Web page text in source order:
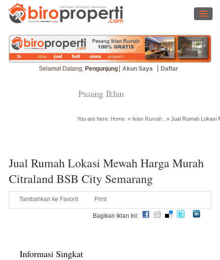
Selamat Datang, Pengunjung Akun Saya Daftar
Pasang Iklan
You are here: Home » Iklan Rumah . » Jual Rumah Lokasi
Jual Rumah Lokasi Mewah Harga Murah
Citraland BSB City Semarang
Tambahkan ke Favorit Print
Bagikan Iklan Ini:
Informasi Singkat